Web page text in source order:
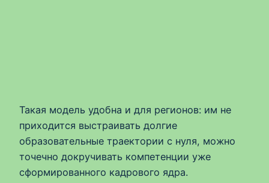
Такая модель удобна и для регионов: им не
приходится выстраивать долгие
образовательные траектории с нуля, можно
точечно докручивать компетенции уже
сформированного кадрового ядра.